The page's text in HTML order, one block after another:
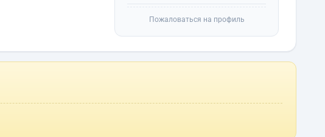
Пожаловаться на профиль